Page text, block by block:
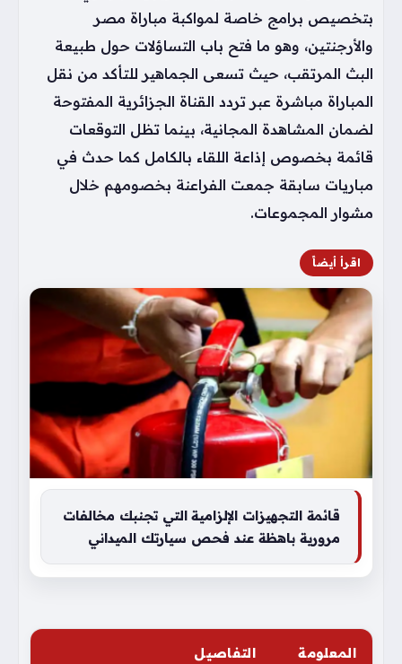
بتخصيص برامج خاصة لمواكبة مباراة مصر
والأرجنتين، وهو ما فتح باب التساؤلات حول طبيعة
البث المرتقب، حيث تسعى الجماهير للتأكد من نقل
المباراة مباشرة عبر تردد القناة الجزائرية المفتوحة
لضمان المشاهدة المجانية، بينما تظل التوقعات
قائمة بخصوص إذاعة اللقاء بالكامل كما حدث في
مباريات سابقة جمعت الفراعنة بخصومهم خلال
مشوار المجموعات.
اقرأ أيضاً
قائمة التجهيزات الإلزامية التي تجنبك مخالفات
مرورية باهظة عند فحص سيارتك الميداني
المعلومة التفاصيل